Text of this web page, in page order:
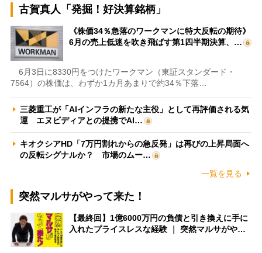
古賀真人「発掘！好決算銘柄」
《株価34％急落のワークマンに特大反転の期待》
6月の売上低迷を吹き飛ばす第1四半期決算、…
6月3日に8330円をつけたワークマン（東証スタンダード・
7564）の株価は、わずか1カ月あまりで約34％下落…
三菱重工が「AIインフラの新たな主役」として再評価される気
運 エヌビディアとの提携でAI…
キオクシアHD「7万円割れからの急反発」は再びの上昇局面へ
の反転シグナルか？ 市場のムー…
一覧を見る
突然マルサがやって来た！
【最終回】1億6000万円の負債と引き換えに手に
入れたプライスレスな経験 ｜ 突然マルサがや…